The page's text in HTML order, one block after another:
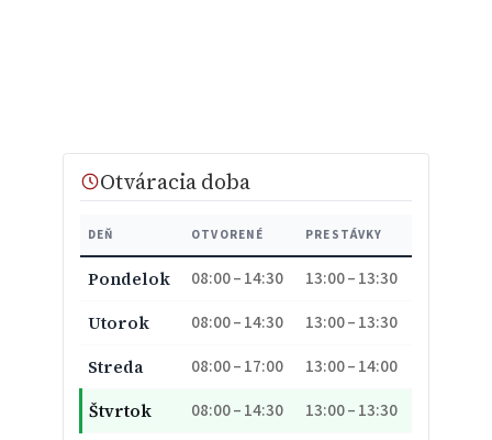
Otváracia doba
DEŇ OTVORENÉ PRESTÁVKY
Pondelok 08:00 – 14:30 13:00 – 13:30
Utorok 08:00 – 14:30 13:00 – 13:30
Streda 08:00 – 17:00 13:00 – 14:00
Štvrtok 08:00 – 14:30 13:00 – 13:30